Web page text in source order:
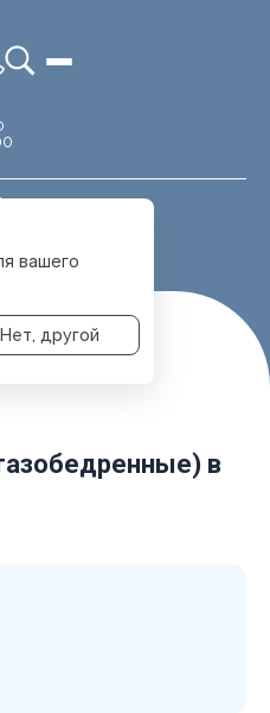
вашего
Нет, другой
Суставов
в